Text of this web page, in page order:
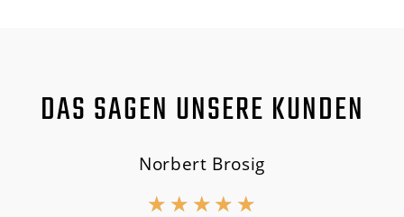
DAS SAGEN UNSERE KUNDEN
Norbert Brosig
★ ★ ★ ★ ★